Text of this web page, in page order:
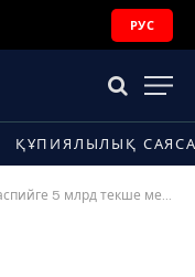
РУС
ҚҰПИЯЛЫЛЫҚ
млрд текше метрден астам су жіберілді